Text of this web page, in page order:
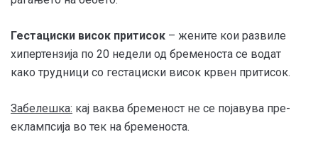
Гестациски висок притисок – жените кои развиле
хипертензија по 20 недели од бременоста се водат
како трудници со гестациски висок крвен притисок.
Забелешка: кај ваква бременост не се појавува пре-
еклампсија во тек на бременоста.